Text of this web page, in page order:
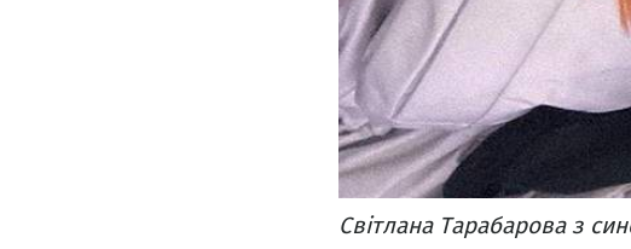
Світлана Тарабарова з